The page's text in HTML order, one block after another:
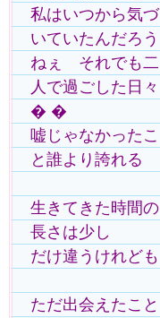
私はいつから気づ
いていたんだろう
ねぇ それでも二
人で過ごした日々
� �
嘘じゃなかったこ
と誰より誇れる
生きてきた時間の
長さは少し
だけ違うけれども
ただ出会えたこと